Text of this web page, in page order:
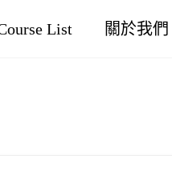
List 關於我們